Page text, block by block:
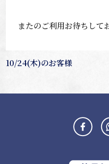
またのご利用お待ちして
投
ビ
10/24(木)のお客様